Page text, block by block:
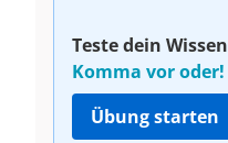
Teste dein Wissen
Komma vor oder!
Übung starten